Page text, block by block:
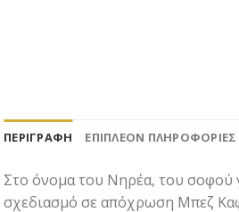
ΠΕΡΙΓΡΑΦΉ ΕΠΙΠΛΈΟΝ ΠΛΗΡΟΦΟΡΊΕΣ
Στο όνομα του Νηρέα, του σοφού
σχεδιασμό σε απόχρωση Μπεζ